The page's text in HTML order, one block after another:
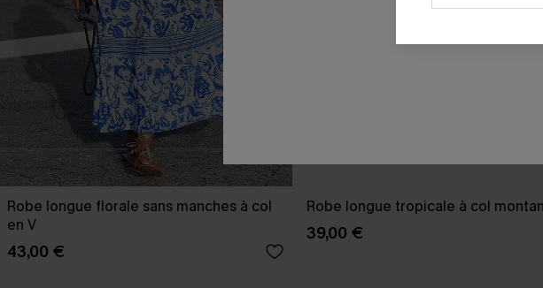
Robe longue florale sans manches à col
en V
43,00 €
Robe longue tropicale à col
39,00 €